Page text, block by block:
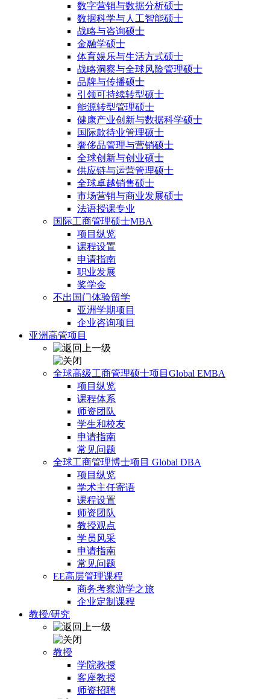
数字营销与数据分析硕士
数据科学与人工智能硕士
战略与咨询硕士
金融学硕士
体育娱乐与生活方式硕士
战略洞察与全球风险管理硕士
品牌与传播硕士
引领可持续转型硕士
能源转型管理硕士
健康产业创新与数据科学硕士
国际款待业管理硕士
奢侈品管理与营销硕士
全球创新与创业硕士
供应链与运营管理硕士
全球卓越销售硕士
市场营销与商业发展硕士
法语授课专业
国际工商管理硕士MBA
项目纵览
课程设置
申请指南
职业发展
奖学金
不出国门体验留学
亚洲学期项目
企业咨询项目
亚洲高管项目
全球高级工商管理硕士项目Global EMBA
项目纵览
课程体系
师资团队
学生和校友
申请指南
常见问题
全球工商管理博士项目 Global DBA
项目纵览
学术主任寄语
课程设置
师资团队
教授观点
学员风采
申请指南
常见问题
EE高层管理课程
商务考察游学之旅
企业定制课程
教授/研究
教授
学院教授
客座教授
师资招聘